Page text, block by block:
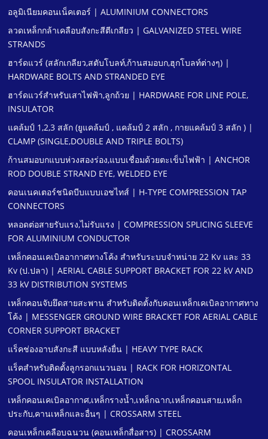
อลูมิเนียมคอนเน็คเตอร์ | ALUMINIUM CONNECTORS
ลวดเหล็กกล้าเคลือบสังกะสีตีเกลียว | GALVANIZED STEEL WIRE
STRANDS
ฮาร์ดแวร์ (สลักเกลียว,สตับโบลท์,ก้านสมอบก,ฮุกโบลท์ต่างๆ) |
HARDWARE BOLTS AND STRANDED EYE
ฮาร์ดแวร์สําหรับเสาไฟฟ้า,ลูกถ้วย | HARDWARE FOR LINE POLE,
INSULATOR
แคล้มป์ 1,2,3 สลัก (ยูแคล้มป์ , แคล้มป์ 2 สลัก , กายแคล้มป์ 3 สลัก ) |
CLAMP (SINGLE,DOUBLE AND TRIPLE BOLTS)
ก้านสมอบกแบบห่วงสองร่อง,แบบเชื่อมด้วยตะเข็บไฟฟ้า | ANCHOR
ROD DOUBLE STRAND EYE, WELDED EYE
คอนเนคเตอร์ชนิดบีบแบบเอชไทส์ | H-TYPE COMPRESSION TAP
CONNECTORS
หลอดต่อสายรับแรง,ไม่รับแรง | COMPRESSION SPLICING SLEEVE
FOR ALUMINIUM CONDUCTOR
เหล็กคอนเคเบิลอากาศทางโค้ง สําหรับระบบจําหน่าย 22 Kv และ 33
Kv (ป.ปลา) | AERIAL CABLE SUPPORT BRACKET FOR 22 kV AND
33 kV DISTRIBUTION SYSTEMS
เหล็กคอนจับยึดสายสะพาน สําหรับติดตั้งกับคอนเหล็กเคเบิลอากาศทาง
โค้ง | MESSENGER GROUND WIRE BRACKET FOR AERIAL CABLE
CORNER SUPPORT BRACKET
แร็คช่องอาบสังกะสี แบบหลังยื่น | HEAVY TYPE RACK
แร็คสําหรับติดตั้งลูกรอกแนวนอน | RACK FOR HORIZONTAL
SPOOL INSULATOR INSTALLATION
เหล็กคอนเคเบิลอากาศ,เหล็กรางนํ้า,เหล็กฉาก,เหล็กคอนสาย,เหล็ก
ประกับ,คานเหล็กและอื่นๆ | CROSSARM STEEL
คอนเหล็กเคลือบฉนวน (คอนเหล็กสื่อสาร) | CROSSARM